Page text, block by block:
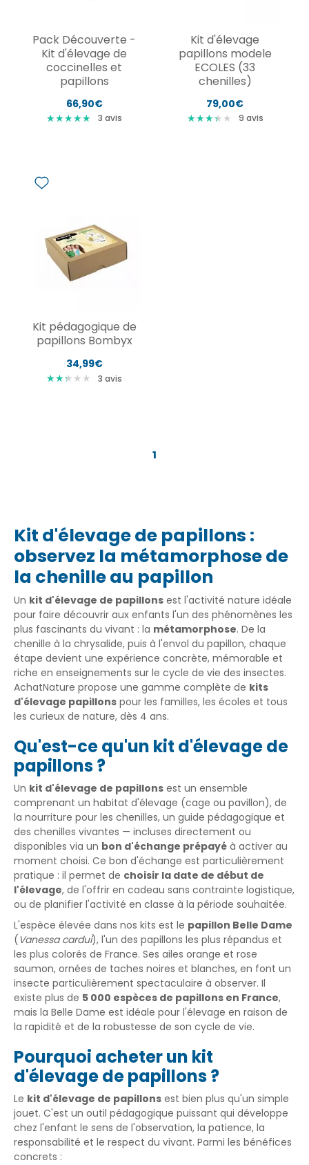
Pack Découverte -
Kit d'élevage de
coccinelles et
papillons
66,90€
★★★★★
★★★★★ 3 avis
Kit d'élevage
papillons modele
ECOLES (33
chenilles)
79,00€
★★★★
★★★★ ★ 9 avis
Kit pédagogique de
papillons Bombyx
34,99€
★★★
★★★ ★ ★ 3 avis
1
Kit d'élevage de papillons :
observez la métamorphose de
la chenille au papillon
Un kit d'élevage de papillons est l'activité nature idéale
pour faire découvrir aux enfants l'un des phénomènes les
plus fascinants du vivant : la métamorphose. De la
chenille à la chrysalide, puis à l'envol du papillon, chaque
étape devient une expérience concrète, mémorable et
riche en enseignements sur le cycle de vie des insectes.
AchatNature propose une gamme complète de kits
d'élevage papillons pour les familles, les écoles et tous
les curieux de nature, dès 4 ans.
Qu'est-ce qu'un kit d'élevage de
papillons ?
Un kit d'élevage de papillons est un ensemble
comprenant un habitat d'élevage (cage ou pavillon), de
la nourriture pour les chenilles, un guide pédagogique et
des chenilles vivantes — incluses directement ou
disponibles via un bon d'échange prépayé à activer au
moment choisi. Ce bon d'échange est particulièrement
pratique : il permet de choisir la date de début de
l'élevage, de l'offrir en cadeau sans contrainte logistique,
ou de planifier l'activité en classe à la période souhaitée.
L'espèce élevée dans nos kits est le papillon Belle Dame
( Vanessa cardui), l'un des papillons les plus répandus et
les plus colorés de France. Ses ailes orange et rose
saumon, ornées de taches noires et blanches, en font un
insecte particulièrement spectaculaire à observer. Il
existe plus de 5 000 espèces de papillons en France,
mais la Belle Dame est idéale pour l'élevage en raison de
la rapidité et de la robustesse de son cycle de vie.
Pourquoi acheter un kit
d'élevage de papillons ?
Le kit d'élevage de papillons est bien plus qu'un simple
jouet. C'est un outil pédagogique puissant qui développe
chez l'enfant le sens de l'observation, la patience, la
responsabilité et le respect du vivant. Parmi les bénéfices
concrets :